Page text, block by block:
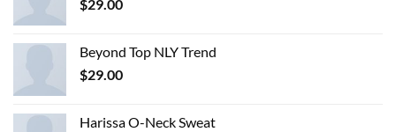
$29.00
Beyond Top NLY Trend
$29.00
Harissa O-Neck Sweat